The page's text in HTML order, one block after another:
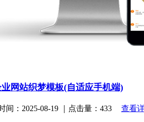
网站织梦模板(自适应手机端)
间：2025-08-19 ｜点击量：433 查看